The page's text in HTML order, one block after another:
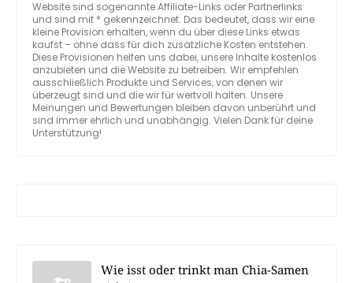
Website sind sogenannte Affiliate-Links oder Partnerlinks
und sind mit * gekennzeichnet. Das bedeutet, dass wir eine
kleine Provision erhalten, wenn du über diese Links etwas
kaufst – ohne dass für dich zusätzliche Kosten entstehen.
Diese Provisionen helfen uns dabei, unsere Inhalte kostenlos
anzubieten und die Website zu betreiben. Wir empfehlen
ausschließlich Produkte und Services, von denen wir
überzeugt sind und die wir für wertvoll halten. Unsere
Meinungen und Bewertungen bleiben davon unberührt und
sind immer ehrlich und unabhängig. Vielen Dank für deine
Unterstützung!
Wie isst oder trinkt man Chia-Samen